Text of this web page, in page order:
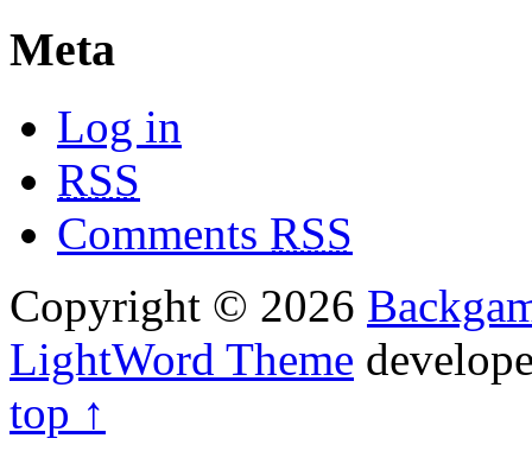
Meta
Log in
RSS
Comments RSS
Copyright © 2026
LightWord Theme
top ↑